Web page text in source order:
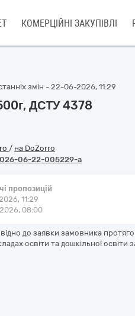
КОМЕРЦІЙНІ ЗАКУПІВЛІ
змін - 22-06-2026, 11:29
ДСТУ 4378
/ на DoZorro
06-22-005229-a
пропозицій
11:29
08:00
до заявки замовника
освіти та дошкільної освіти